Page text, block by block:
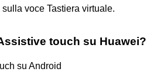
voce Tastiera virtuale.
touch su Huawei?
su Android